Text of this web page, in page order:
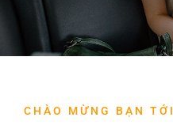
Nhà đầu tư
CHÀO MỪNG BẠN